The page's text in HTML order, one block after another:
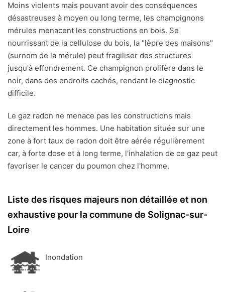
Moins violents mais pouvant avoir des conséquences
désastreuses à moyen ou long terme, les champignons
mérules menacent les constructions en bois. Se
nourrissant de la cellulose du bois, la "lèpre des maisons"
(surnom de la mérule) peut fragiliser des structures
jusqu'à effondrement. Ce champignon prolifère dans le
noir, dans des endroits cachés, rendant le diagnostic
difficile.
Le gaz radon ne menace pas les constructions mais
directement les hommes. Une habitation située sur une
zone à fort taux de radon doit être aérée régulièrement
car, à forte dose et à long terme, l'inhalation de ce gaz peut
favoriser le cancer du poumon chez l'homme.
Liste des risques majeurs non détaillée et non
exhaustive pour la commune de Solignac-sur-
Loire
Inondation